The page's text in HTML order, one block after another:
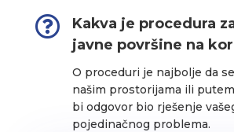

Kakva je procedura
javne površine na
O proceduri je najbolje da
našim prostorijama ili
bi odgovor bio rješenje
pojedinačnog problema.